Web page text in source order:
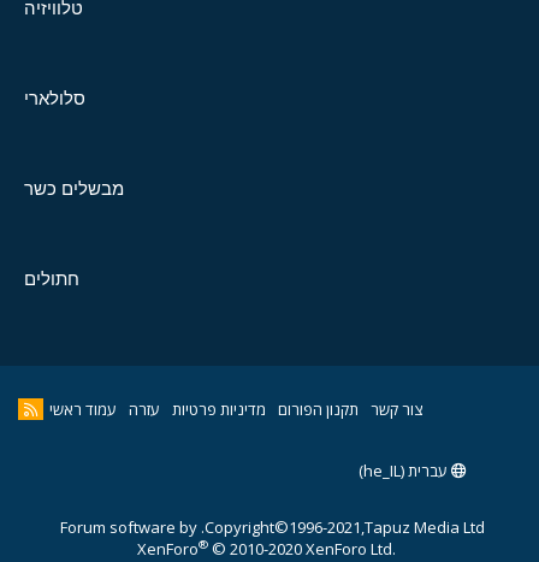
טלוויזיה
סלולארי
מבשלים כשר
חתולים
צור קשר תקנון הפורום מדיניות פרטיות עזרה עמוד ראשי
עברית (he_IL)
Copyright©1996-2021,Tapuz Media Ltd.
Forum software by
XenForo® © 2010-2020 XenForo Ltd.